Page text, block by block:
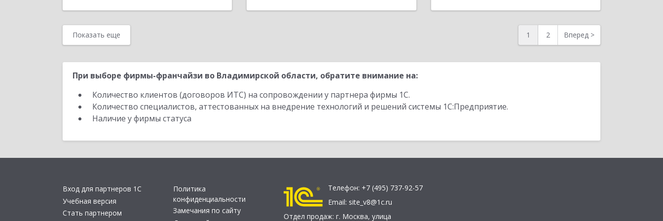
Показать еще 1 2 Вперед >
При выборе фирмы-франчайзи во Владимирской области, обратите внимание на:
Количество клиентов (договоров ИТС) на сопровождении у партнера фирмы 1С.
Количество специалистов, аттестованных на внедрение технологий и решений системы 1С:Предприятие.
Наличие у фирмы статуса
Вход для партнеров 1С
Учебная версия
Стать партнером
Политика
конфиденциальности
Замечания по сайту
Телефон: +7 (495) 737-92-57
Email: site_v8@1c.ru
Отдел продаж: г. Москва, улица